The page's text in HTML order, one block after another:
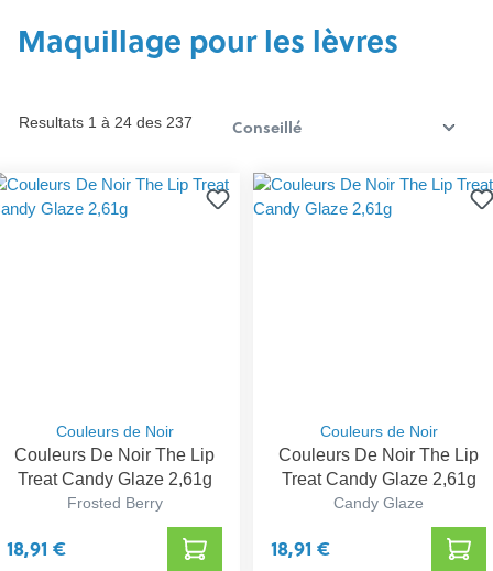
Maquillage pour les lèvres
Resultats 1 à 24 des 237
Couleurs de Noir
Couleurs De Noir The Lip
Treat Candy Glaze 2,61g
Frosted Berry
18,91 €
Couleurs de Noir
Couleurs De Noir The Lip
Treat Candy Glaze 2,61g
Candy Glaze
18,91 €